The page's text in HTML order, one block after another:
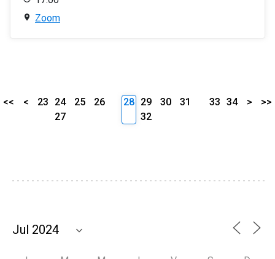
Zoom
<< < 23 24 25
26
27
28 29 30
31
32
33 34 > >>